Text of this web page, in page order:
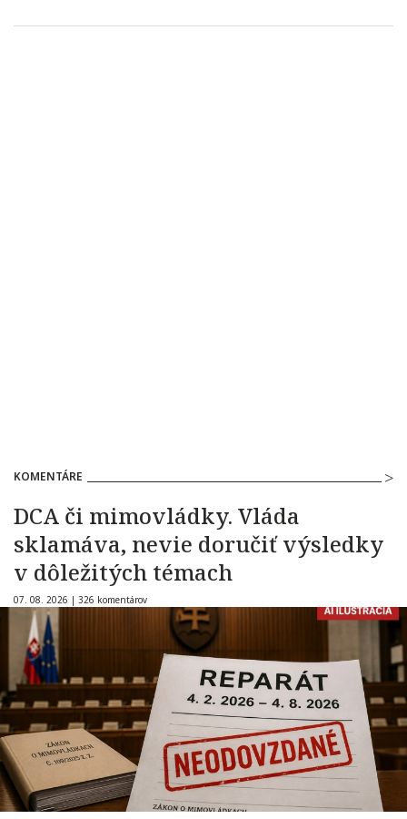
KOMENTÁRE
DCA či mimovládky. Vláda
sklamáva, nevie doručiť výsledky
v dôležitých témach
07. 08. 2026 | 326 komentárov